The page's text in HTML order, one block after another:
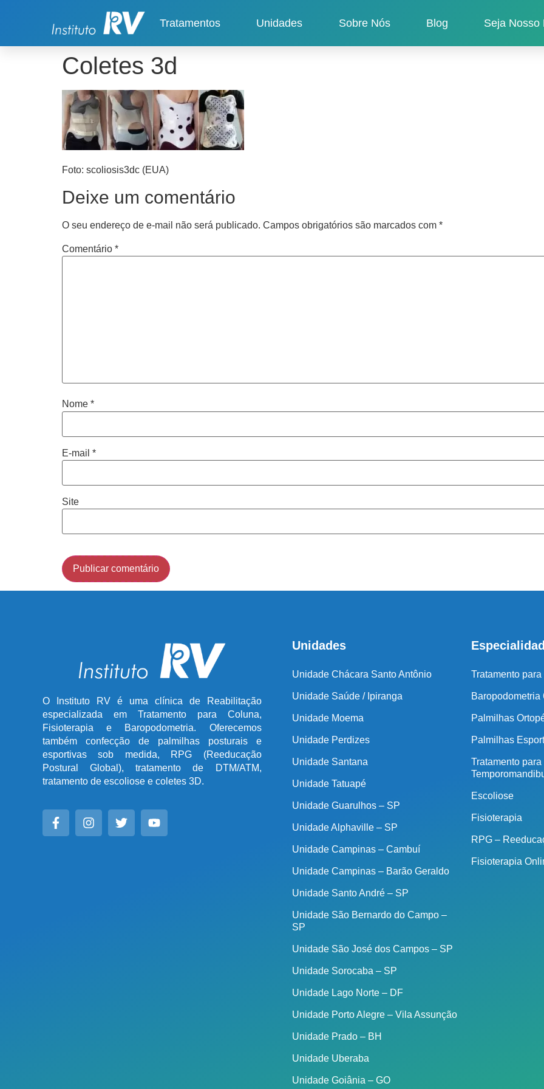
Tratamentos Unidades Sobre Nós Blog Seja Nosso
Coletes 3d
Foto: scoliosis3dc (EUA)
Deixe um comentário
O seu endereço de e-mail não será publicado. Campos obrigatórios são marcados com *
Comentário *
Nome *
E-mail *
Site
O Instituto RV é uma clínica de Reabilitação
especializada em Tratamento para Coluna,
Fisioterapia e Baropodometria. Oferecemos
também confecção de palmilhas posturais e
esportivas sob medida, RPG (Reeducação
Postural Global), tratamento de DTM/ATM,
tratamento de escoliose e coletes 3D.
Unidades
Unidade Chácara Santo Antônio
Unidade Saúde / Ipiranga
Unidade Moema
Unidade Perdizes
Unidade Santana
Unidade Tatuapé
Unidade Guarulhos – SP
Unidade Alphaville – SP
Unidade Campinas – Cambuí
Unidade Campinas – Barão Geraldo
Unidade Santo André – SP
Unidade São Bernardo do Campo –
SP
Unidade São José dos Campos – SP
Unidade Sorocaba – SP
Unidade Lago Norte – DF
Unidade Porto Alegre – Vila Assunção
Unidade Prado – BH
Unidade Uberaba
Unidade Goiânia – GO
Tratamento
Baropodometria
Palmilhas
Palmilhas
Tratamento
Escoliose
Fisioterapia
RPG –
Fisioterapia
Antes de